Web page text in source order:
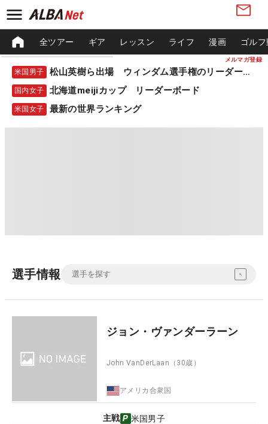
メルマガ登録
全ツアー ギア レッスン ライフ 漫画 ゴル
米国男子 松山英樹ら出場 ウィンダム選手権のリーダーボード
国内女子 北海道meijiカップ リーダーボード
米国女子 最新の世界ランキング
選手情報
ジョン・ヴァンダーラーン
John VanDerLaan （30歳）
アメリカ合衆国
主戦 米国男子